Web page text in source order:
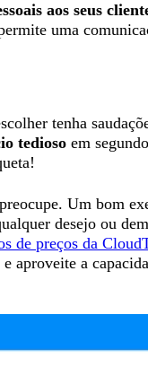
aos seus
uma
tenha
tedioso em
Um bom
desejo ou
de preços da
a